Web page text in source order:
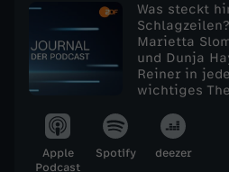
n
l
Was steckt
Marietta
und Dunja
Reiner in
wichtiges
Apple
Podcast
Spotify deezer